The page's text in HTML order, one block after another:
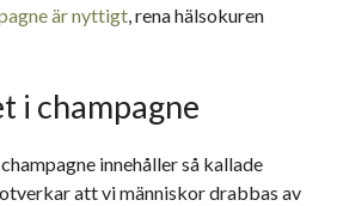
är nyttigt, rena hälsokuren
i champagne
innehåller så kallade
att vi människor drabbas av